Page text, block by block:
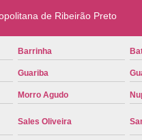
de Ribeirão Preto
Barrinha
Guariba
Morro Agudo
Sales Oliveira